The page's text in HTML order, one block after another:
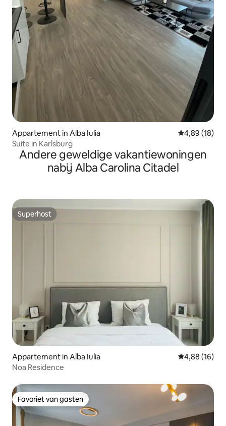
Appartement in Alba Iulia Gemiddelde
4,89 (18)
Suite in Karlsburg
Andere geweldige vakantiewoningen
nabij Alba Carolina Citadel
Superhost
Superhost
Appartement in Alba Iulia Gemiddelde
4,88 (16)
Noa Residence
Favoriet van gasten
Favoriet van gasten